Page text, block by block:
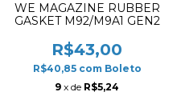
WE MAGAZINE RUBBER
GASKET M92/M9A1 GEN2
R$43,00
R$40,85 com Boleto
9 x de R$5,24